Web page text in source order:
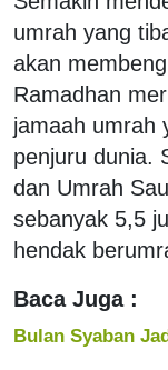
umrah yang
akan
Ramadhan
jamaah umrah
penjuru dunia.
dan Umrah
sebanyak 5,5
hendak
Baca Juga :
Bulan Syaban